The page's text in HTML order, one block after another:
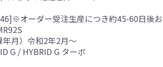
オーダー受注生産につき約45-60日後
月）令和2年2月～
G / HYBRID G ターボ